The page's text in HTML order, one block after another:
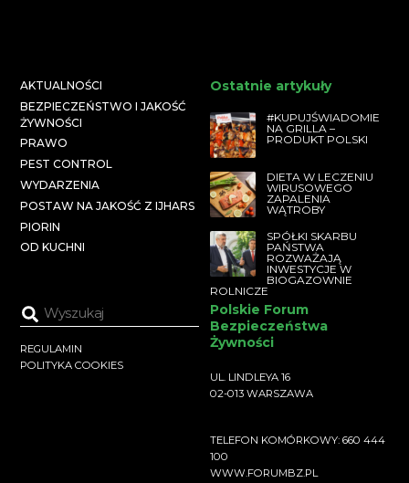
AKTUALNOŚCI
BEZPIECZEŃSTWO I JAKOŚĆ
ŻYWNOŚCI
PRAWO
PEST CONTROL
WYDARZENIA
POSTAW NA JAKOŚĆ Z IJHARS
PIORIN
OD KUCHNI
Ostatnie artykuły
#KUPUJŚWIADOMIE
NA GRILLA –
PRODUKT POLSKI
DIETA W LECZENIU
WIRUSOWEGO
ZAPALENIA
WĄTROBY
SPÓŁKI SKARBU
PAŃSTWA
ROZWAŻAJĄ
INWESTYCJE W
BIOGAZOWNIE
ROLNICZE
REGULAMIN
POLITYKA COOKIES
Polskie Forum
Bezpieczeństwa
Żywności
UL. LINDLEYA 16
02-013 WARSZAWA
TELEFON KOMÓRKOWY: 660 444
100
WWW.FORUMBZ.PL